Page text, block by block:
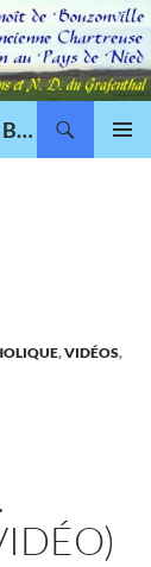
Communauté de Paroisses St Benoît de Bouzonville
,VIDÉOS,